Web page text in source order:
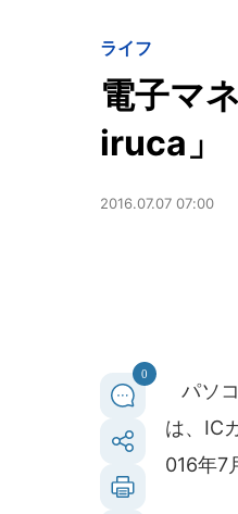
ライフ
電子マ
iruca」
2016.07.07 07:00
0
パソ
は、IC
016年7